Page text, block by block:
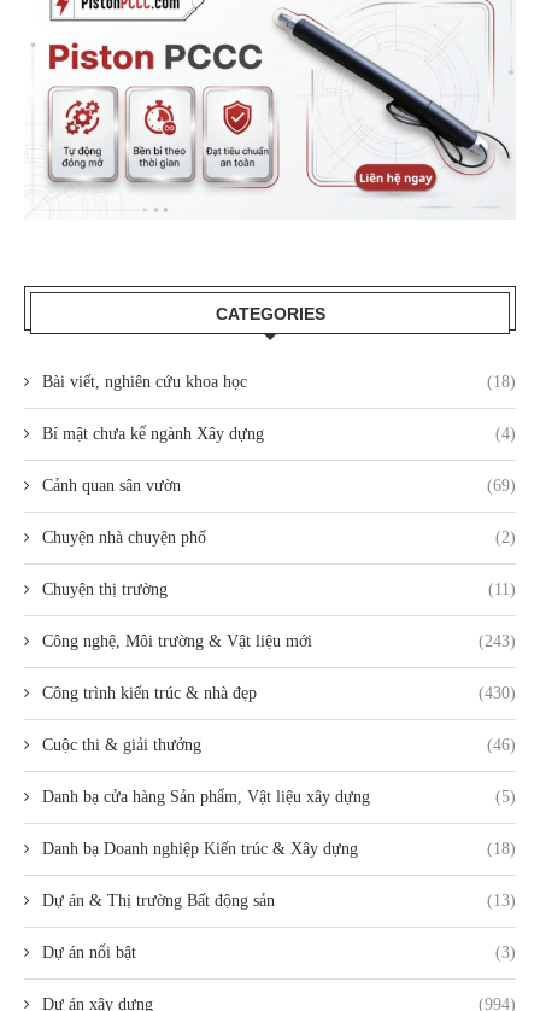
CATEGORIES
Bài viết, nghiên cứu khoa học (18)
Bí mật chưa kể ngành Xây dựng (4)
Cảnh quan sân vườn (69)
Chuyện nhà chuyện phố (2)
Chuyện thị trường (11)
Công nghệ, Môi trường & Vật liệu mới (243)
Công trình kiến trúc & nhà đẹp (430)
Cuộc thi & giải thưởng (46)
Danh bạ cửa hàng Sản phẩm, Vật liệu xây dựng (5)
Danh bạ Doanh nghiệp Kiến trúc & Xây dựng (18)
Dự án & Thị trường Bất động sản (13)
Dự án nổi bật (3)
Dự án xây dựng (994)